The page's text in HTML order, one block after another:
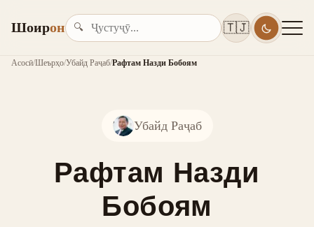
Шоирон 🔍 🇹🇯
Асосӣ/Шеърҳо/Убайд Раҷаб/Рафтам Назди Бобоям
Убайд Раҷаб
Рафтам Назди
Бобоям